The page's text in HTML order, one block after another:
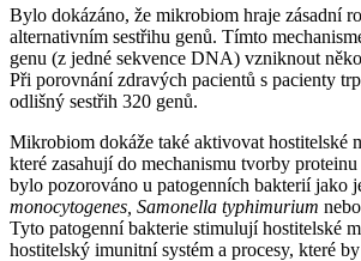
Bylo dokázáno, že mikrobiom hraje zásadní
alternativním sestřihu genů. Tímto
genu (z jedné sekvence DNA) vzniknout
Při porovnání zdravých pacientů s pacienty
odlišný sestřih 320 genů.
Mikrobiom dokáže také aktivovat hostitelské
které zasahují do mechanismu tvorby
bylo pozorováno u patogenních bakterií jako
monocytogenes, Samonella typhimurium nebo
Tyto patogenní bakterie stimulují hostitelské
hostitelský imunitní systém a procesy, které